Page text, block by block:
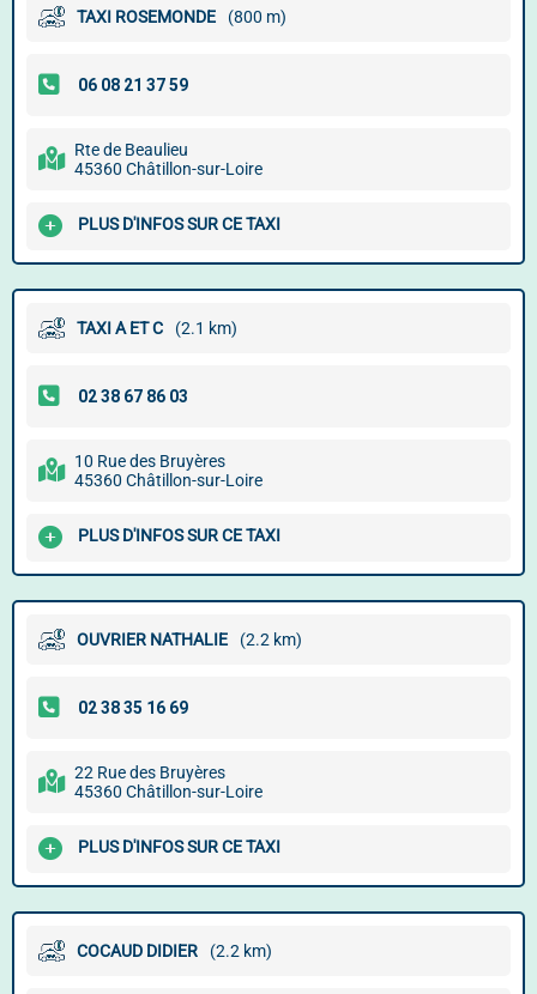
TAXI ROSEMONDE (800 m)
Rte de Beaulieu
45360 Châtillon-sur-Loire
PLUS D'INFOS SUR CE TAXI
TAXI A ET C (2.1 km)
10 Rue des Bruyères
45360 Châtillon-sur-Loire
PLUS D'INFOS SUR CE TAXI
OUVRIER NATHALIE (2.2 km)
22 Rue des Bruyères
45360 Châtillon-sur-Loire
PLUS D'INFOS SUR CE TAXI
COCAUD DIDIER (2.2 km)